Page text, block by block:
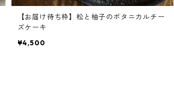
【お届け待ち枠】松と柚子のボタニカルチー
ズケーキ
¥4,500